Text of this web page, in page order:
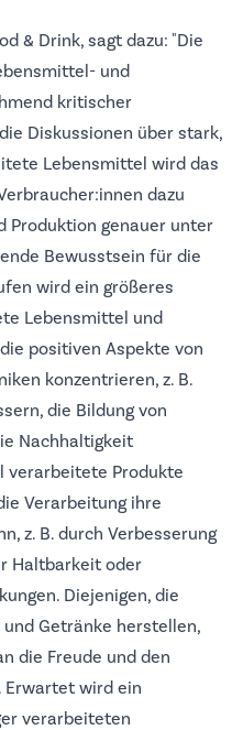
& Drink, sagt dazu: "Die
und
kritischer
Diskussionen über stark,
Lebensmittel wird das
dazu
Produktion genauer unter
Bewusstsein für die
wird ein größeres
Lebensmittel und
positiven Aspekte von
konzentrieren, z. B.
die Bildung von
Nachhaltigkeit
verarbeitete Produkte
Verarbeitung ihre
z. B. durch Verbesserung
Haltbarkeit oder
Diejenigen, die
Getränke herstellen,
die Freude und den
Erwartet wird ein
verarbeiteten